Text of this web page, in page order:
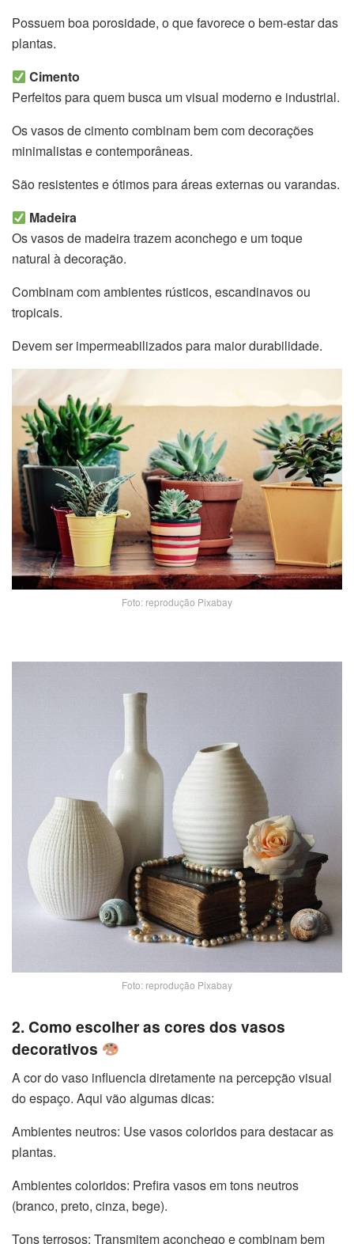
Possuem boa porosidade, o que favorece o bem-estar das
plantas.
Cimento
Perfeitos para quem busca um visual moderno e industrial.
Os vasos de cimento combinam bem com decorações
minimalistas e contemporâneas.
São resistentes e ótimos para áreas externas ou varandas.
Madeira
Os vasos de madeira trazem aconchego e um toque
natural à decoração.
Combinam com ambientes rústicos, escandinavos ou
tropicais.
Devem ser impermeabilizados para maior durabilidade.
Foto: reprodução Pixabay
Foto: reprodução Pixabay
2. Como escolher as cores dos vasos
decorativos
A cor do vaso influencia diretamente na percepção visual
do espaço. Aqui vão algumas dicas:
Ambientes neutros: Use vasos coloridos para destacar as
plantas.
Ambientes coloridos: Prefira vasos em tons neutros
(branco, preto, cinza, bege).
Tons terrosos: Transmitem aconchego e combinam bem